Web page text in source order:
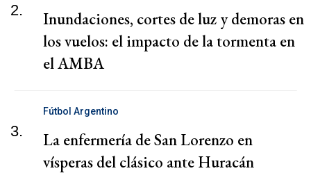
2.
Inundaciones, cortes de luz y demoras en
los vuelos: el impacto de la tormenta en
el AMBA
3.
Fútbol Argentino
La enfermería de San Lorenzo en
vísperas del clásico ante Huracán